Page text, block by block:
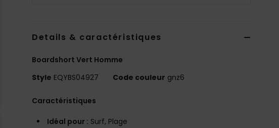
Details & caractéristiques
Boardshort Vert Homme
Style EQYBS04927 Code couleur gnz6
Caractéristiques
Idéal pour : Surf, Plage